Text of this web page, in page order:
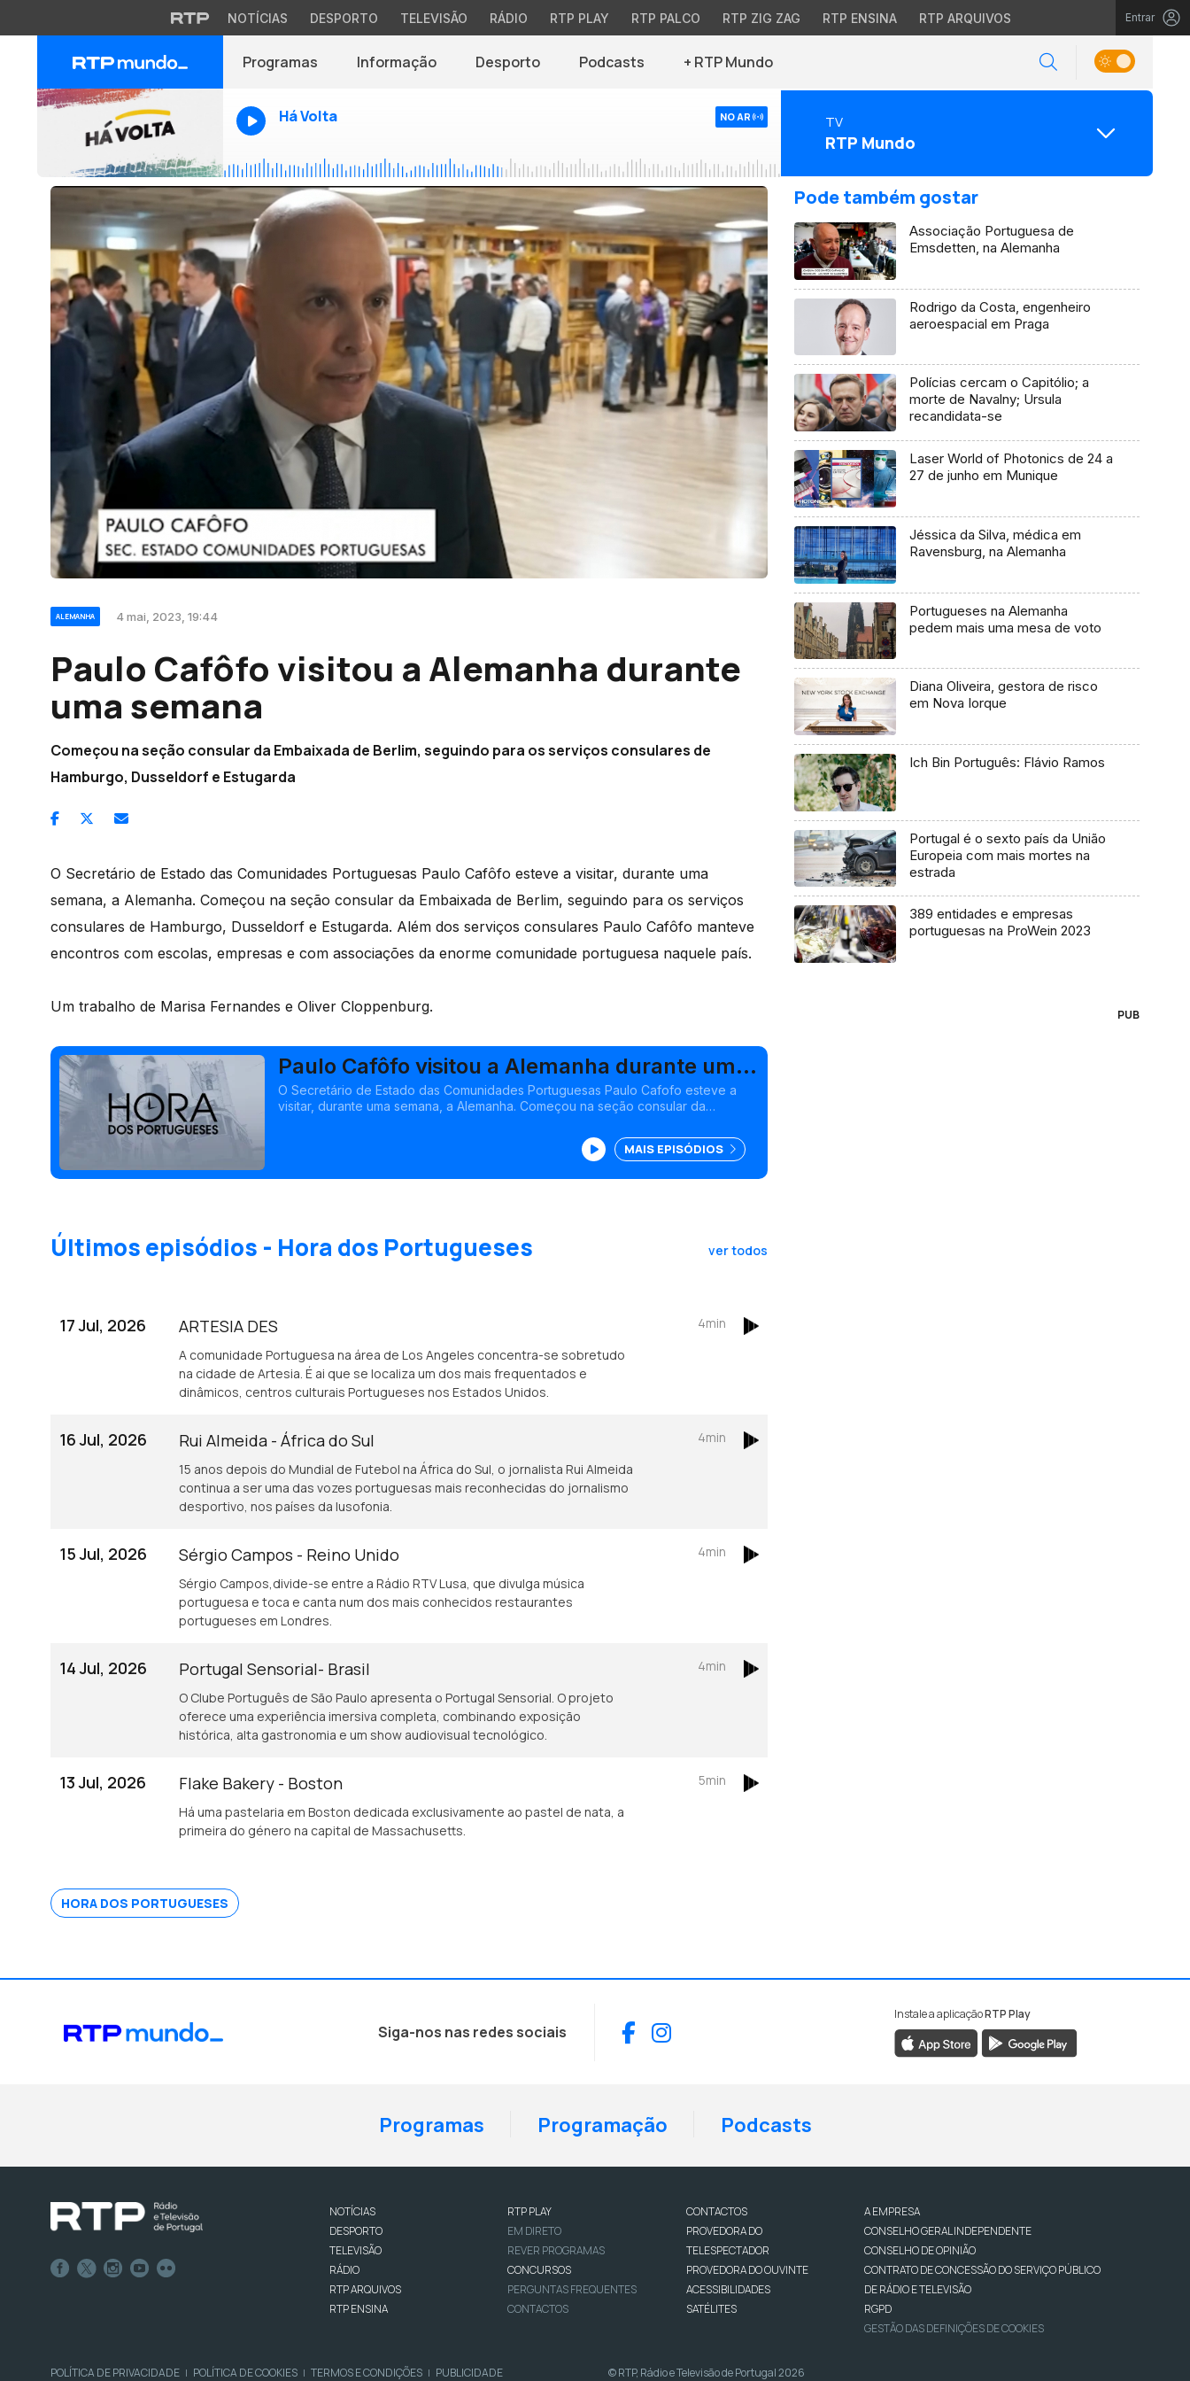
NOTÍCIAS DESPORTO TELEVISÃO RÁDIO RTP PLAY RTP PALCO RTP ZIG ZAG RTP ENSINA RTP ARQUIVOS Entrar
Programas Informação Desporto Podcasts + RTP Mundo
Há Volta NO AR TV
RTP Mundo
ALEMANHA 4 mai, 2023, 19:44
Paulo Cafôfo visitou a Alemanha durante
uma semana
Começou na seção consular da Embaixada de Berlim, seguindo para os serviços consulares de
Hamburgo, Dusseldorf e Estugarda
O Secretário de Estado das Comunidades Portuguesas Paulo Cafôfo esteve a visitar, durante uma
semana, a Alemanha. Começou na seção consular da Embaixada de Berlim, seguindo para os serviços
consulares de Hamburgo, Dusseldorf e Estugarda. Além dos serviços consulares Paulo Cafôfo manteve
encontros com escolas, empresas e com associações da enorme comunidade portuguesa naquele país.
Um trabalho de Marisa Fernandes e Oliver Cloppenburg.
Paulo Cafôfo visitou a Alemanha durante uma
semana
O Secretário de Estado das Comunidades Portuguesas Paulo Cafofo esteve a
visitar, durante uma semana, a Alemanha. Começou na seção consular da
MAIS EPISÓDIOS
Últimos episódios - Hora dos Portugueses ver todos
17 Jul, 2026 ARTESIA DES
A comunidade Portuguesa na área de Los Angeles concentra-se sobretudo
na cidade de Artesia. É ai que se localiza um dos mais frequentados e
dinâmicos, centros culturais Portugueses nos Estados Unidos.
4min
16 Jul, 2026 Rui Almeida - África do Sul
15 anos depois do Mundial de Futebol na África do Sul, o jornalista Rui Almeida
continua a ser uma das vozes portuguesas mais reconhecidas do jornalismo
desportivo, nos países da lusofonia.
4min
15 Jul, 2026 Sérgio Campos - Reino Unido
Sérgio Campos,divide-se entre a Rádio RTV Lusa, que divulga música
portuguesa e toca e canta num dos mais conhecidos restaurantes
portugueses em Londres.
4min
14 Jul, 2026 Portugal Sensorial- Brasil
O Clube Português de São Paulo apresenta o Portugal Sensorial. O projeto
oferece uma experiência imersiva completa, combinando exposição
histórica, alta gastronomia e um show audiovisual tecnológico.
4min
13 Jul, 2026 Flake Bakery - Boston
Há uma pastelaria em Boston dedicada exclusivamente ao pastel de nata, a
primeira do género na capital de Massachusetts.
5min
HORA DOS PORTUGUESES
Pode também gostar
Associação Portuguesa de
Emsdetten, na Alemanha
Rodrigo da Costa, engenheiro
aeroespacial em Praga
Polícias cercam o Capitólio; a
morte de Navalny; Ursula
recandidata-se
Laser World of Photonics de 24 a
27 de junho em Munique
Jéssica da Silva, médica em
Ravensburg, na Alemanha
Portugueses na Alemanha
pedem mais uma mesa de voto
Diana Oliveira, gestora de risco
em Nova Iorque
Ich Bin Português: Flávio Ramos
Portugal é o sexto país da União
Europeia com mais mortes na
estrada
389 entidades e empresas
portuguesas na ProWein 2023
PUB
Siga-nos nas redes sociais Facebook
Instagram
Instale a aplicaçãoRTP Play
Programas Programação Podcasts
NOTÍCIAS
DESPORTO
TELEVISÃO
RÁDIO
RTP ARQUIVOS
RTP ENSINA
RTP PLAY
EM DIRETO
REVER PROGRAMAS
CONCURSOS
PERGUNTAS FREQUENTES
CONTACTOS
CONTACTOS
PROVEDORA DO
TELESPECTADOR
PROVEDORA DO OUVINTE
ACESSIBILIDADES
SATÉLITES
A EMPRESA
CONSELHO GERAL INDEPENDENTE
CONSELHO DE OPINIÃO
CONTRATO DE CONCESSÃO DO SERVIÇO PÚBLICO
DE RÁDIO E TELEVISÃO
RGPD
GESTÃO DAS DEFINIÇÕES DE COOKIES
POLÍTICA DE PRIVACIDADE | POLÍTICA DE COOKIES | TERMOS E CONDIÇÕES | PUBLICIDADE © RTP, Rádio e Televisão de Portugal 2026